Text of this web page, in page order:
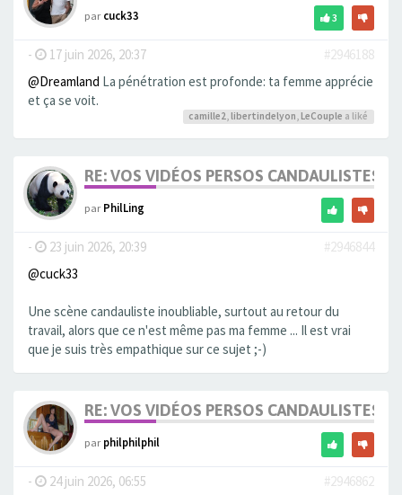
parcuck33 3
- 17 juin 2026, 20:37
#2946188
@Dreamland La pénétration est profonde: ta femme apprécie
et ça se voit.
camille2, libertindelyon, LeCouple a liké
RE: VOS VIDÉOS PERSOS CANDAULISTES
parPhilLing
- 23 juin 2026, 20:39
#2946844
@cuck33
Une scène candauliste inoubliable, surtout au retour du
travail, alors que ce n'est même pas ma femme ... Il est vrai
que je suis très empathique sur ce sujet ;-)
RE: VOS VIDÉOS PERSOS CANDAULISTES
parphilphilphil
- 24 juin 2026, 06:55
#2946862